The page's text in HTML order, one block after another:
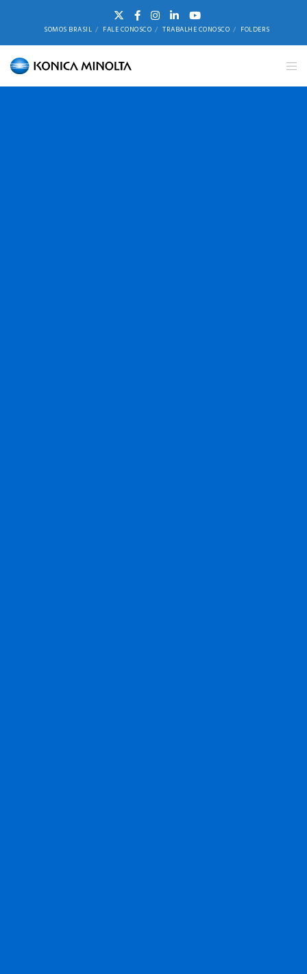
SOMOS BRASIL FALE CONOSCO TRABALHE CONOSCO FOLDERS